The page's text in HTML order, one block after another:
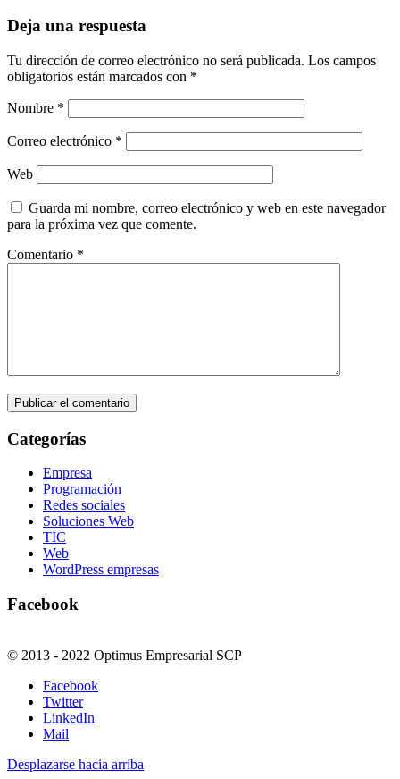
Deja una respuesta
Tu dirección de correo electrónico no será publicada. Los campos
obligatorios están marcados con *
Nombre *
Correo electrónico *
Web
Guarda mi nombre, correo electrónico y web en este navegador
para la próxima vez que comente.
Comentario *
Categorías
Empresa
Programación
Redes sociales
Soluciones Web
TIC
Web
WordPress empresas
Facebook
© 2013 - 2022 Optimus Empresarial SCP
Facebook
Twitter
LinkedIn
Mail
Desplazarse hacia arriba